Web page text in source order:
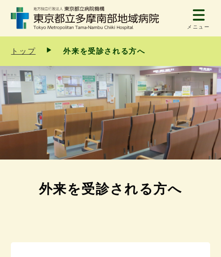
メニュー
トップ 外来を受診される方へ
外来を受診される方へ